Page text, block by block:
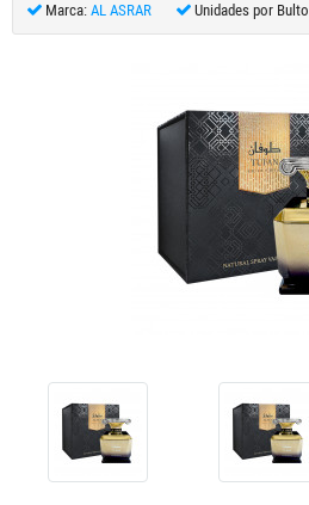
Marca: AL ASRAR Unidades por Bulto